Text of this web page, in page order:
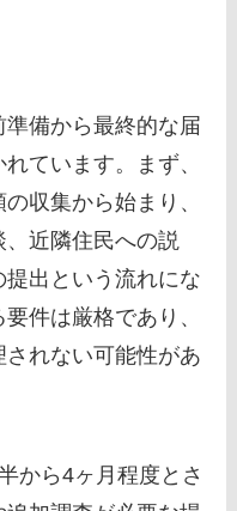
備から最終的な届
ています。まず、
収集から始まり、
近隣住民への説
出という流れにな
件は厳格であり、
れない可能性があ
から4ヶ月程度とさ